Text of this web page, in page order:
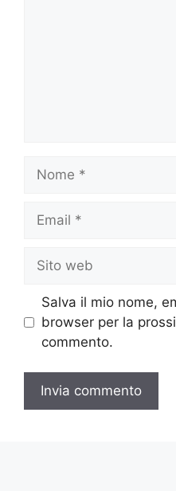
web
Salva il mio nome,
browser per la
commento.